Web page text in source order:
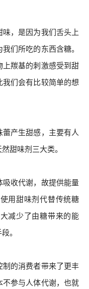
，是因为我们舌头上
们所吃的东西含糖。
羰基的刺激感受到甜
们会有比较简单的想
产生甜感，主要有人
甜味剂三大类。
收代谢，故提供能量
用甜味剂代替传统糖
减少了由糖带来的能
。
的消费者带来了更丰
不参与人体代谢，也就